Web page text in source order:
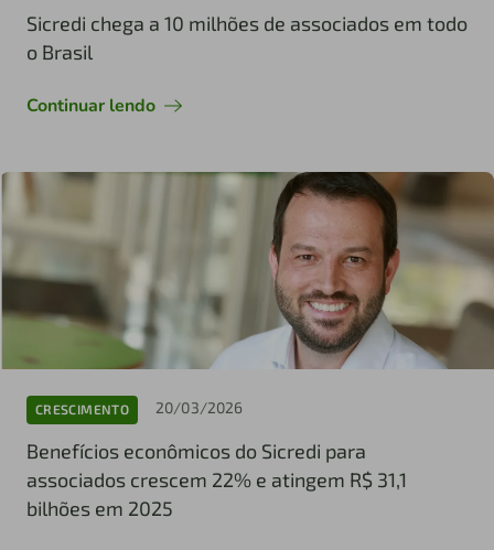
Sicredi chega a 10 milhões de associados em todo
o Brasil
Continuar lendo
CRESCIMENTO 20/03/2026
Benefícios econômicos do Sicredi para
associados crescem 22% e atingem R$ 31,1
bilhões em 2025